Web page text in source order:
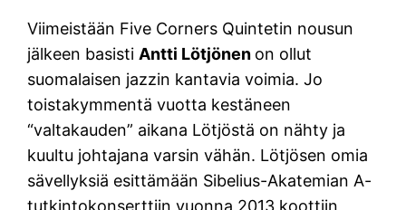
Viimeistään Five Corners Quintetin nousun
jälkeen basisti Antti Lötjönen on ollut
suomalaisen jazzin kantavia voimia. Jo
toistakymmentä vuotta kestäneen
“valtakauden” aikana Lötjöstä on nähty ja
kuultu johtajana varsin vähän. Lötjösen omia
sävellyksiä esittämään Sibelius-Akatemian A-
tutkintokonserttiin vuonna 2013 koottiin